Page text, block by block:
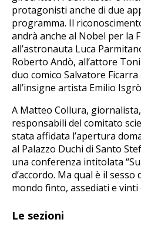
protagonisti anche di due
programma. Il
andrà anche al Nobel per la
all’astronauta Luca
Roberto Andò, all’attore
duo comico Salvatore
all’insigne artista Emilio
A Matteo Collura,
responsabili del comitato
stata affidata l’apertura
al Palazzo Duchi di Santo
una conferenza intitolata
d’accordo. Ma qual è il
mondo finto, assediati e
Le sezioni